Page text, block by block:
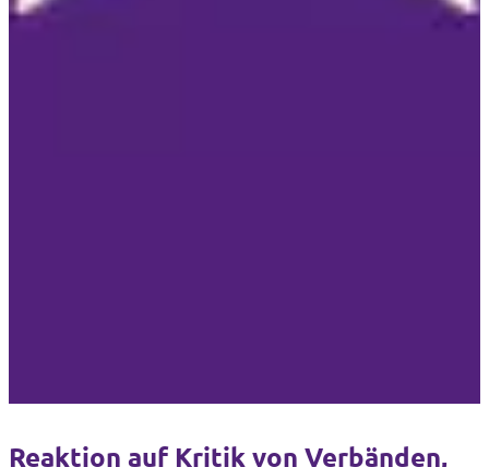
Reaktion auf Kritik von Verbänden,